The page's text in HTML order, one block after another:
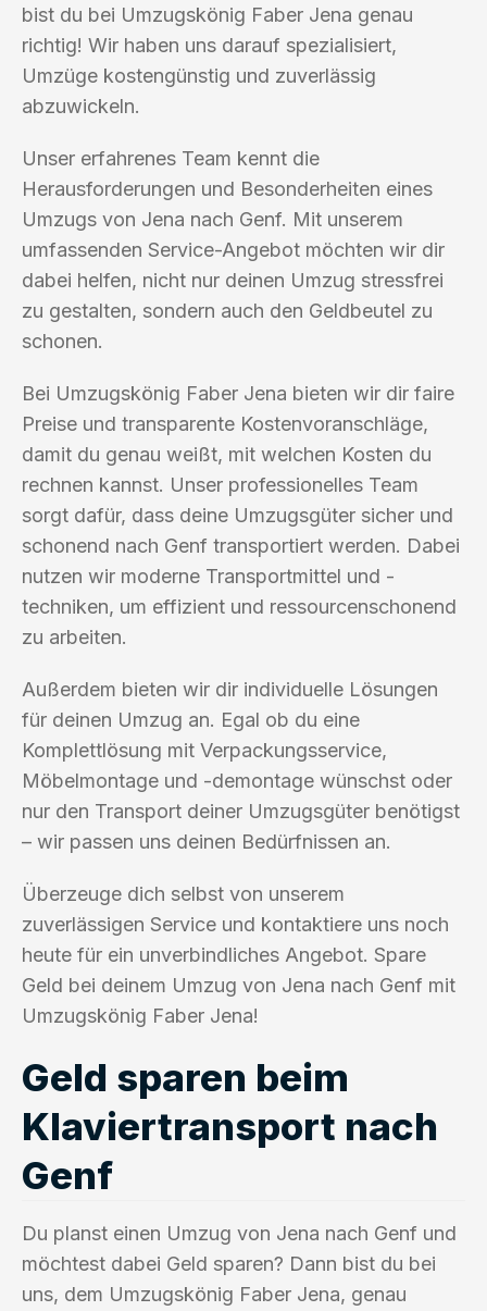
bist du bei Umzugskönig Faber Jena genau
richtig! Wir haben uns darauf spezialisiert,
Umzüge kostengünstig und zuverlässig
abzuwickeln.
Unser erfahrenes Team kennt die
Herausforderungen und Besonderheiten eines
Umzugs von Jena nach Genf. Mit unserem
umfassenden Service-Angebot möchten wir dir
dabei helfen, nicht nur deinen Umzug stressfrei
zu gestalten, sondern auch den Geldbeutel zu
schonen.
Bei Umzugskönig Faber Jena bieten wir dir faire
Preise und transparente Kostenvoranschläge,
damit du genau weißt, mit welchen Kosten du
rechnen kannst. Unser professionelles Team
sorgt dafür, dass deine Umzugsgüter sicher und
schonend nach Genf transportiert werden. Dabei
nutzen wir moderne Transportmittel und -
techniken, um effizient und ressourcenschonend
zu arbeiten.
Außerdem bieten wir dir individuelle Lösungen
für deinen Umzug an. Egal ob du eine
Komplettlösung mit Verpackungsservice,
Möbelmontage und -demontage wünschst oder
nur den Transport deiner Umzugsgüter benötigst
– wir passen uns deinen Bedürfnissen an.
Überzeuge dich selbst von unserem
zuverlässigen Service und kontaktiere uns noch
heute für ein unverbindliches Angebot. Spare
Geld bei deinem Umzug von Jena nach Genf mit
Umzugskönig Faber Jena!
Geld sparen beim
Klaviertransport nach
Genf
Du planst einen Umzug von Jena nach Genf und
möchtest dabei Geld sparen? Dann bist du bei
uns, dem Umzugskönig Faber Jena, genau